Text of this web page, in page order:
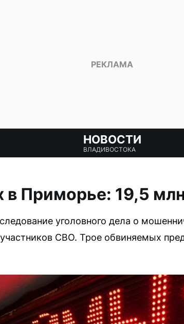
НОВОСТИ
ВЛАДИВОСТОКА
Приморье: 19,5
уголовного дела о
СВО. Трое обвиняемых